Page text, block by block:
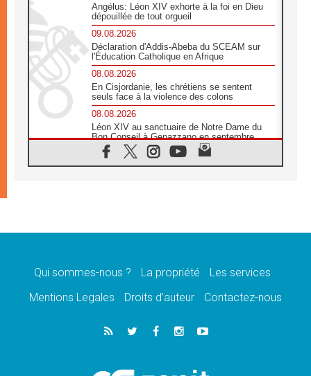
Angélus: Léon XIV exhorte à la foi en Dieu
dépouillée de tout orgueil
09.08.2026
Déclaration d'Addis-Abeba du SCEAM sur
l'Éducation Catholique en Afrique
08.08.2026
En Cisjordanie, les chrétiens se sentent
seuls face à la violence des colons
08.08.2026
Léon XIV au sanctuaire de Notre Dame du
Bon Conseil à Genazzano en septembre
08.08.2026
Léon XIV: Sainte Agathe aide à contempler
08.08.2026
08.08.2026
Dalits sur le chemin de la dignité
Philippines: le vicariat apostolique de
Calapan devient un diocèse
Congo-Brazzaville: le 15 août, entre solennité
Qui sommes-nous ? La propriété
Les services
Mentions Legales
Droits d’auteur Contactez-nous